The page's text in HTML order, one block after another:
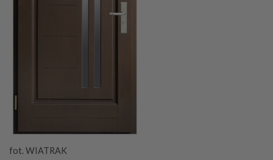
fot. WIATRAK